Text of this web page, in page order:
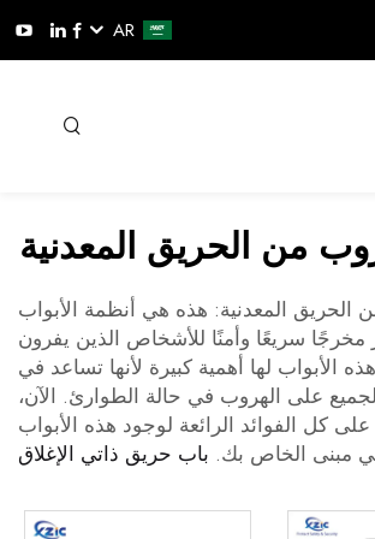
AR
من الحريق المعدنية
الحريق المعدنية: هذه هي أنظمة الأبواب
مخرجًا سريعًا وأمنًا للأشخاص الذين يفرون
الأبواب لها أهمية كبيرة لأنها تساعد في
على الهروب في حالة الطوارئ. الآن،
كل الفوائد الرائعة لوجود هذه الأبواب
مبنى الخاص بك. باب حريق ذاتي الإغلاق